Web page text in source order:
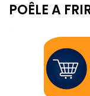
POÊLE A
.